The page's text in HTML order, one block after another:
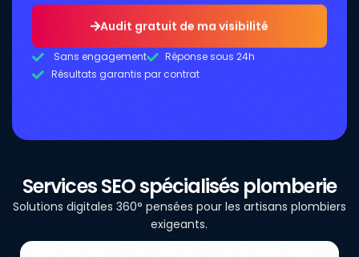
Audit gratuit de ma visibilité
Sans engagement
Réponse sous 24h
Résultats garantis par contrat
Services SEO spécialisés plomberie
Solutions digitales 360° pensées pour les artisans plombiers
exigeants.